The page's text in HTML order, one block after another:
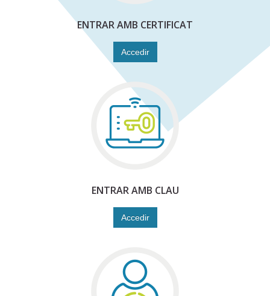
ENTRAR AMB CERTIFICAT
Accedir
ENTRAR AMB CLAU
Accedir